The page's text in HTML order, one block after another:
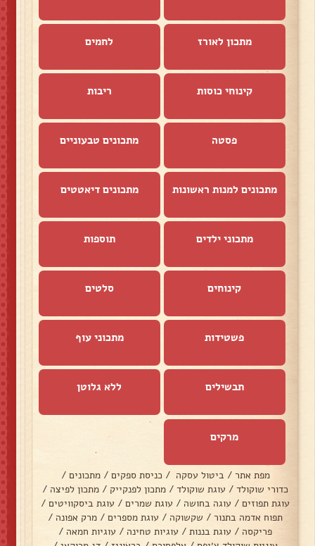
מתכון לאורז לחמים
קינוחי כוסות ריבות
פסטה מתכונים טבעוניים
מתכונים למנות ראשונות מתכונים דיאטטים
מתכוני ילדים תוספות
קינוחים סלטים
פשטידות מתכוני עוף
תבשילים ללא גלוטן
מרקים
מפת אתר / ביטול עסקה / כניסת ספקים / מתכונים /
כדורי שוקולד / עוגת שוקולד / מתכון לפנקייק / מתכון לפיצה /
עוגת תפוזים / עוגה בחושה / עוגת שמרים / עוגת ביסקוויטים /
תפוח אדמה בתנור / שקשוקה / עוגת מספרים / מרק אפונה /
פריקסה / עוגת בננות / עוגיות טחינה / עוגיות חמאה /